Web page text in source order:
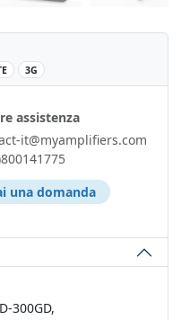
3G
assistenza
it@myamplifiers.com
una domanda
300GD,